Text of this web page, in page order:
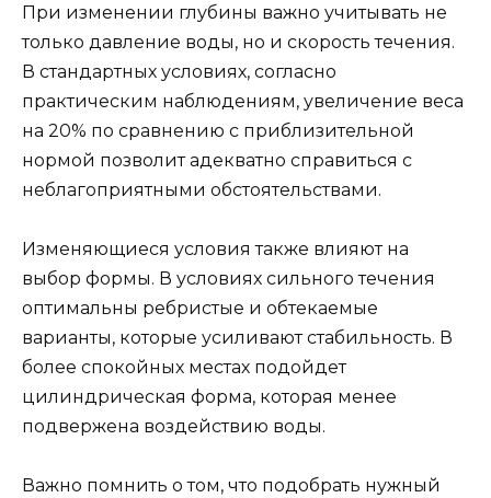
При изменении глубины важно учитывать не
только давление воды, но и скорость течения.
В стандартных условиях, согласно
практическим наблюдениям, увеличение веса
на 20% по сравнению с приблизительной
нормой позволит адекватно справиться с
неблагоприятными обстоятельствами.
Изменяющиеся условия также влияют на
выбор формы. В условиях сильного течения
оптимальны ребристые и обтекаемые
варианты, которые усиливают стабильность. В
более спокойных местах подойдет
цилиндрическая форма, которая менее
подвержена воздействию воды.
Важно помнить о том, что подобрать нужный